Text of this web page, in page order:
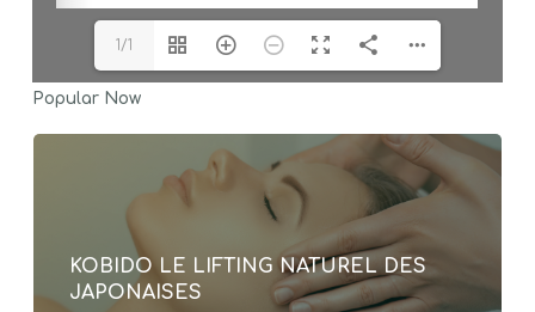
1/1
Popular Now
KOBIDO LE LIFTING NATUREL DES
JAPONAISES